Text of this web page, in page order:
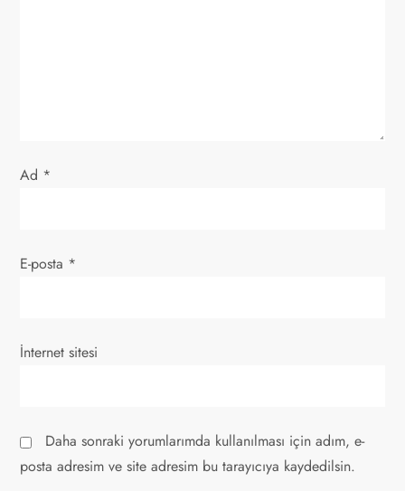
Ad *
E-posta *
İnternet sitesi
Daha sonraki yorumlarımda kullanılması için adım, e-
posta adresim ve site adresim bu tarayıcıya kaydedilsin.